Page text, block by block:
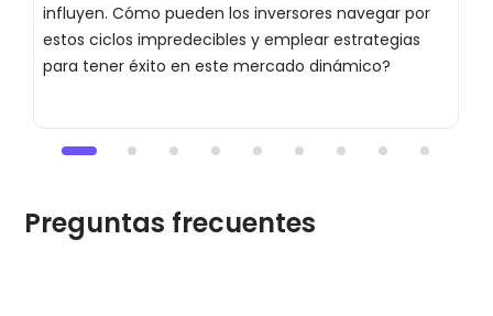
influyen. Cómo pueden los inversores navegar por
estos ciclos impredecibles y emplear estrategias
para tener éxito en este mercado dinámico?
Preguntas frecuentes